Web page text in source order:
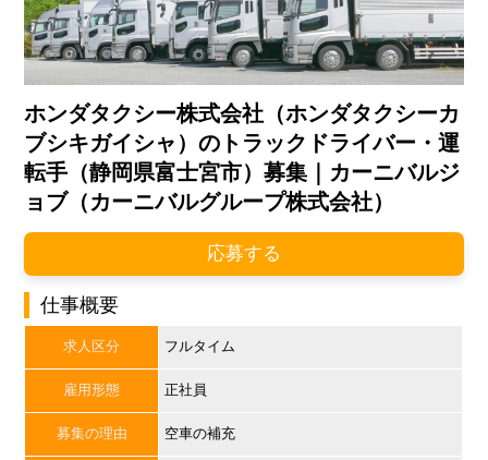
ホンダタクシー株式会社（ホンダタクシーカ
ブシキガイシャ）のトラックドライバー・運
転手（静岡県富士宮市）募集｜カーニバルジ
ョブ（カーニバルグループ株式会社）
応募する
仕事概要
求人区分 フルタイム
雇用形態 正社員
募集の理由 空車の補充